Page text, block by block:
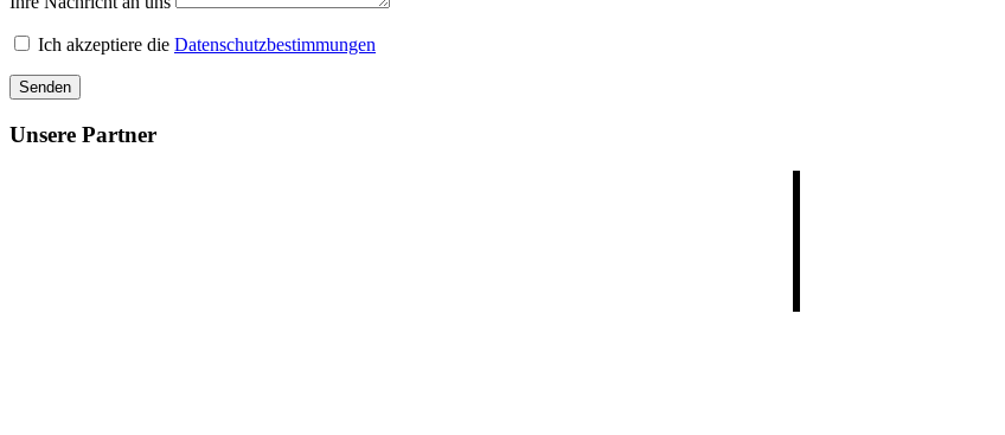
Ich akzeptiere die Datenschutzbestimmungen
Senden
Unsere Partner